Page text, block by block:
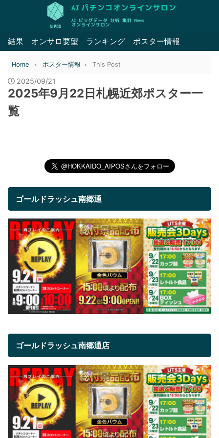
結果 オンサロ要望 ランキング ポスター情報
Home ポスター情報 This Post
2025/09/21
2025年9月22日札幌近郊ポスター一
覧
ゴールドラッシュ南郷通
ゴールドラッシュ南郷通店